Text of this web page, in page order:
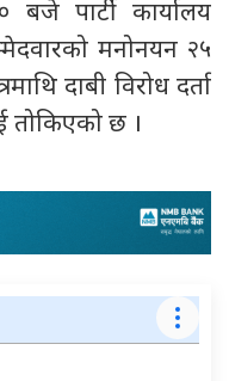
पार्टी कार्यालय
मनोनयन २५
दाबी विरोध दर्ता
तोकिएको छ ।